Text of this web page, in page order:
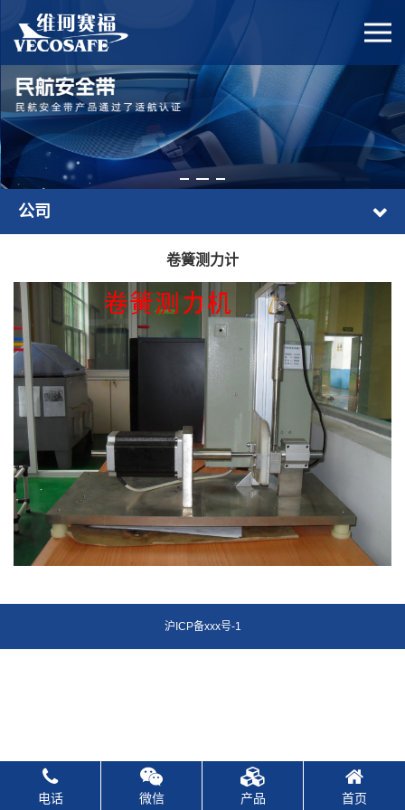
公司
卷簧测力计
沪ICP备xxx号-1
电话 微信 产品 首页